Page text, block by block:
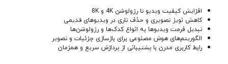
افزایش کیفیت ویدیو تا رزولوشن 4K و 8K
کاهش نویز تصویری و حذف تاری در ویدیوهای قدیمی
تبدیل فرمت ویدیوها به انواع کدک‌ها و رزولوشن‌ها
الگوریتم‌های هوش مصنوعی برای بازسازی جزئیات و تصویر
رابط کاربری مدرن با پشتیبانی از پردازش سریع و همزمان